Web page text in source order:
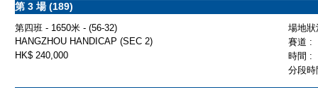
第 3 場 (189)
第四班 - 1650米 - (56-32)
場地
HANGZHOU HANDICAP (SEC 2)
賽道 :
HK$ 240,000
時間 :
分段